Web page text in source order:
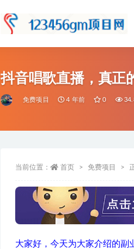
抖音唱歌直播，真正
免费项目 4 年前 0
当前位置： 首页 免费项目
大家好，今天为大家介绍的副